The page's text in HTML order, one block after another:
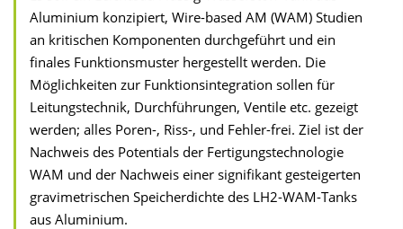
Aluminium konzipiert, Wire-based AM (WAM) Studien
an kritischen Komponenten durchgeführt und ein
finales Funktionsmuster hergestellt werden. Die
Möglichkeiten zur Funktionsintegration sollen für
Leitungstechnik, Durchführungen, Ventile etc. gezeigt
werden; alles Poren-, Riss-, und Fehler-frei. Ziel ist der
Nachweis des Potentials der Fertigungstechnologie
WAM und der Nachweis einer signifikant gesteigerten
gravimetrischen Speicherdichte des LH2-WAM-Tanks
aus Aluminium.